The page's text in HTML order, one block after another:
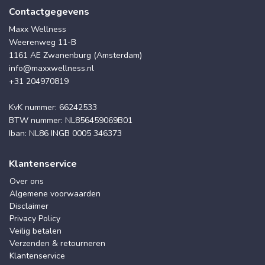
Contactgegevens
Maxx Wellness
Weerenweg 11-B
1161 AE Zwanenburg (Amsterdam)
info@maxxwellness.nl
+31 204970819
KvK nummer: 66242533
BTW nummer: NL856459069B01
Iban: NL86 INGB 0005 346373
Klantenservice
Over ons
Algemene voorwaarden
Disclaimer
Privacy Policy
Veilig betalen
Verzenden & retourneren
Klantenservice